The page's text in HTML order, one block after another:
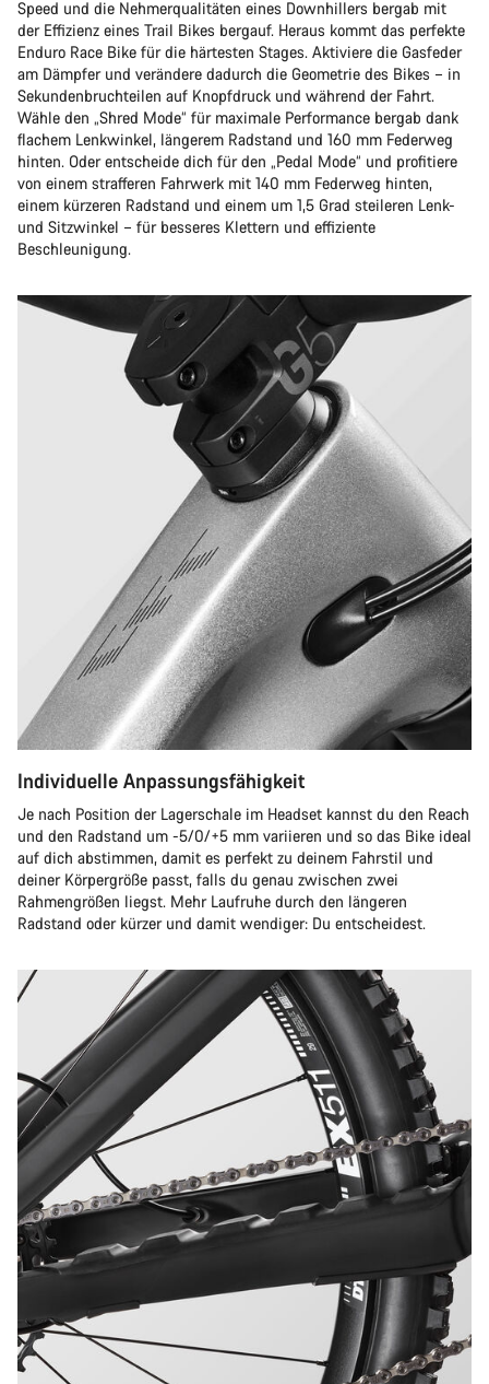
Speed und die Nehmerqualitäten eines Downhillers bergab mit
der Effizienz eines Trail Bikes bergauf. Heraus kommt das perfekte
Enduro Race Bike für die härtesten Stages. Aktiviere die Gasfeder
am Dämpfer und verändere dadurch die Geometrie des Bikes – in
Sekundenbruchteilen auf Knopfdruck und während der Fahrt.
Wähle den „Shred Mode“ für maximale Performance bergab dank
flachem Lenkwinkel, längerem Radstand und 160 mm Federweg
hinten. Oder entscheide dich für den „Pedal Mode“ und profitiere
von einem strafferen Fahrwerk mit 140 mm Federweg hinten,
einem kürzeren Radstand und einem um 1,5 Grad steileren Lenk-
und Sitzwinkel – für besseres Klettern und effiziente
Beschleunigung.
Individuelle Anpassungsfähigkeit
Je nach Position der Lagerschale im Headset kannst du den Reach
und den Radstand um -5/0/+5 mm variieren und so das Bike ideal
auf dich abstimmen, damit es perfekt zu deinem Fahrstil und
deiner Körpergröße passt, falls du genau zwischen zwei
Rahmengrößen liegst. Mehr Laufruhe durch den längeren
Radstand oder kürzer und damit wendiger: Du entscheidest.